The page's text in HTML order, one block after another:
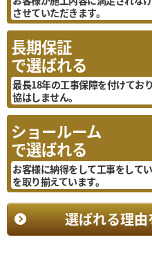
させていただきます。
長期保証
で選ばれる
最長18年の工事保障を付けてお
協はしません。
ショールーム
で選ばれる
お客様に納得をして工事をして
を取り揃えています。
選ばれる理